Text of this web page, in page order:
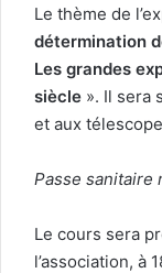
Le thème de
détermination
Les grandes
siècle ». Il sera
et aux
Passe sanitaire
Le cours sera
l’association, à